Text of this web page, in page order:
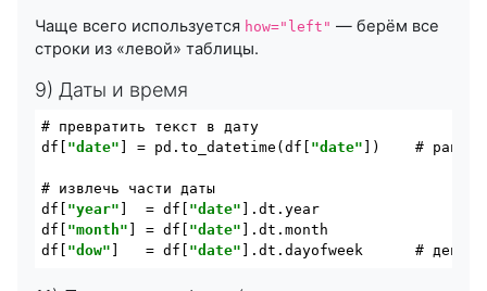
Чаще всего используется how="left" — берём все
строки из «левой» таблицы.
9) Даты и время
# превратить текст в дату
df[ "date" ] = pd.to_datetime(df[ "date" ])    # pandas
# извлечь части даты
df[ "year" ]  = df[ "date" ].dt.year
df[ "month" ] = df[ "date" ].dt.month
df[ "dow" ]   = df[ "date" ].dt.dayofweek      # день